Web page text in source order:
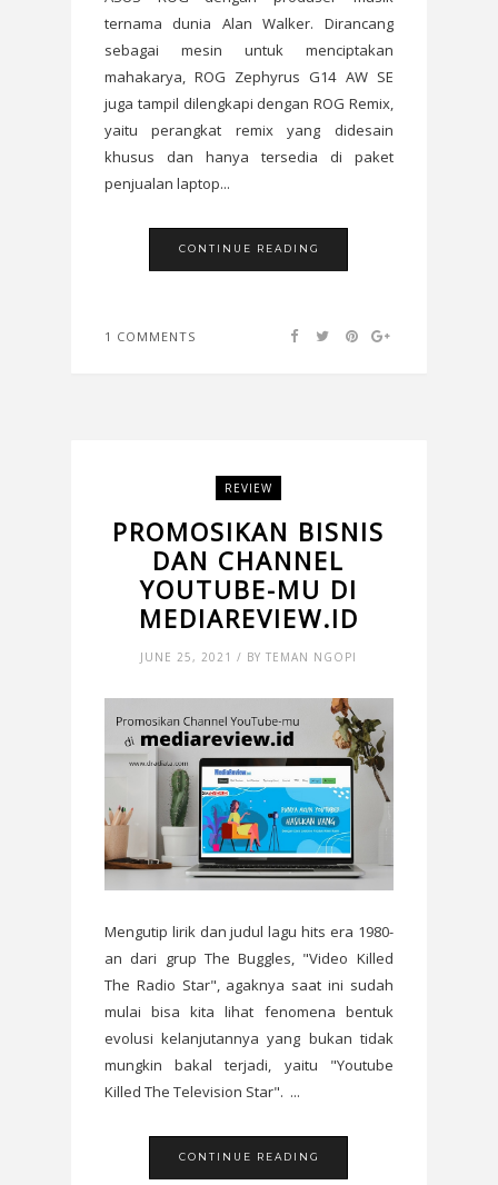
ternama dunia Alan Walker. Dirancang
sebagai mesin untuk menciptakan
mahakarya, ROG Zephyrus G14 AW SE
juga tampil dilengkapi dengan ROG Remix,
yaitu perangkat remix yang didesain
khusus dan hanya tersedia di paket
penjualan laptop...
CONTINUE READING
1 COMMENTS
REVIEW
PROMOSIKAN BISNIS
DAN CHANNEL
YOUTUBE-MU DI
MEDIAREVIEW.ID
JUNE 25, 2021 / BY TEMAN NGOPI
Mengutip lirik dan judul lagu hits era 1980-
an dari grup The Buggles, "Video Killed
The Radio Star", agaknya saat ini sudah
mulai bisa kita lihat fenomena bentuk
evolusi kelanjutannya yang bukan tidak
mungkin bakal terjadi, yaitu "Youtube
Killed The Television Star". ...
CONTINUE READING